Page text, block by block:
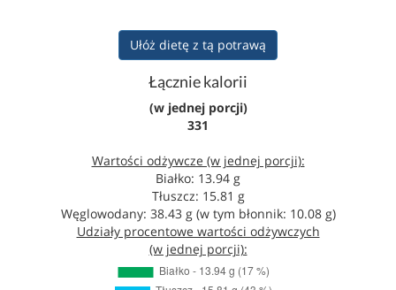
Ułóż dietę z tą potrawą
Łącznie kalorii
(w jednej porcji)
331
Wartości odżywcze (w jednej porcji):
Białko: 13.94 g
Tłuszcz: 15.81 g
Węglowodany: 38.43 g (w tym błonnik: 10.08 g)
Udziały procentowe wartości odżywczych
(w jednej porcji):